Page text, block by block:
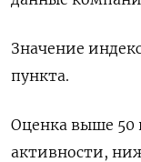
Значение
пункта.
Оценка выше 50
активности,